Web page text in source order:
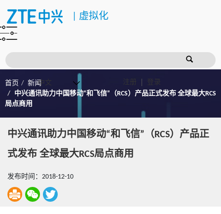
虚拟化
注册 登录
首页
新闻
中兴通讯助力中国移动“和飞信”（RCS）产品正式发布 全球最大RCS
局点商用
中兴通讯助力中国移动“和飞信”（RCS）产品正
式发布 全球最大RCS局点商用
发布时间：2018-12-10